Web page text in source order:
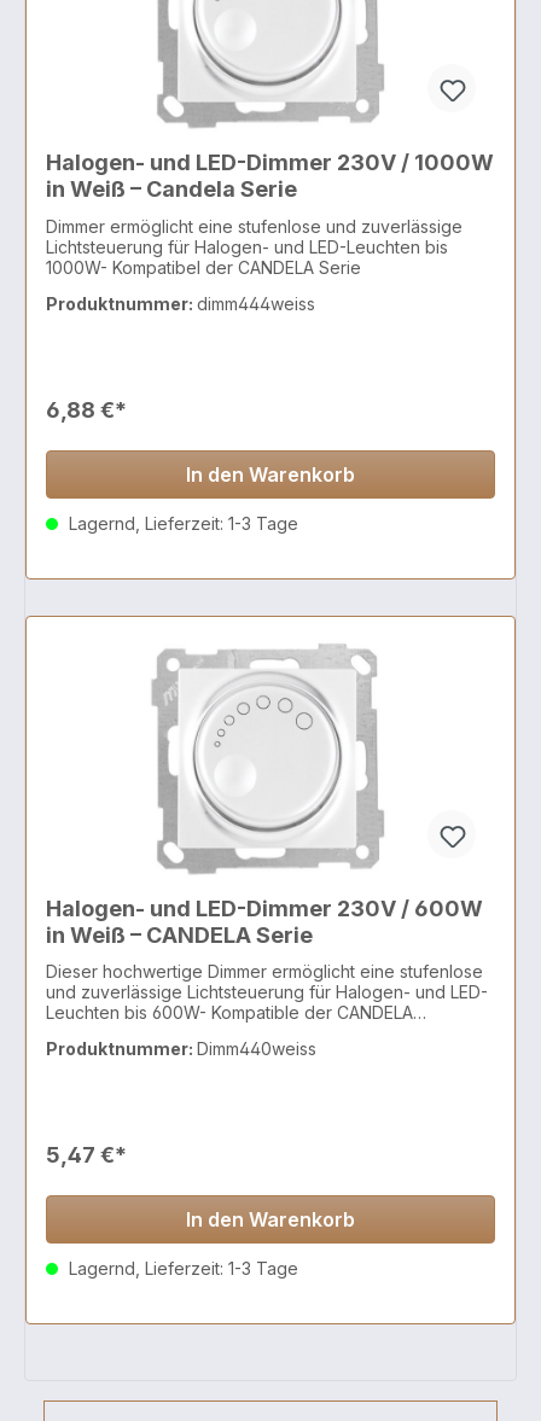
Halogen- und LED-Dimmer 230V / 1000W
in Weiß – Candela Serie
Dimmer ermöglicht eine stufenlose und zuverlässige
Lichtsteuerung für Halogen- und LED-Leuchten bis
1000W- Kompatibel der CANDELA Serie
Produktnummer: dimm444weiss
6,88 €*
In den Warenkorb
Lagernd, Lieferzeit: 1-3 Tage
Halogen- und LED-Dimmer 230V / 600W
in Weiß – CANDELA Serie
Dieser hochwertige Dimmer ermöglicht eine stufenlose
und zuverlässige Lichtsteuerung für Halogen- und LED-
Leuchten bis 600W- Kompatible der CANDELA
Produktnummer: Dimm440weiss
5,47 €*
In den Warenkorb
Lagernd, Lieferzeit: 1-3 Tage